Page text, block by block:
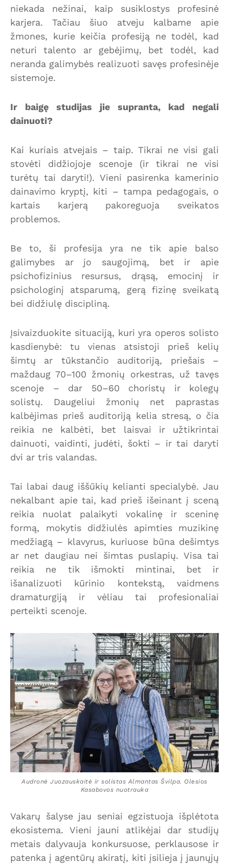
niekada nežinai, kaip susiklostys profesinė
karjera. Tačiau šiuo atveju kalbame apie
žmones, kurie keičia profesiją ne todėl, kad
neturi talento ar gebėjimų, bet todėl, kad
neranda galimybės realizuoti savęs profesinėje
sistemoje.
Ir baigę studijas jie supranta, kad negali
dainuoti?
Kai kuriais atvejais – taip. Tikrai ne visi gali
stovėti didžiojoje scenoje (ir tikrai ne visi
turėtų tai daryti!). Vieni pasirenka kamerinio
dainavimo kryptį, kiti – tampa pedagogais, o
kartais karjerą pakoreguoja sveikatos
problemos.
Be to, ši profesija yra ne tik apie balso
galimybes ar jo saugojimą, bet ir apie
psichofizinius resursus, drąsą, emocinį ir
psichologinį atsparumą, gerą fizinę sveikatą
bei didžiulę discipliną.
Įsivaizduokite situaciją, kuri yra operos solisto
kasdienybė: tu vienas atsistoji prieš kelių
šimtų ar tūkstančio auditoriją, priešais –
maždaug 70–100 žmonių orkestras, už tavęs
scenoje – dar 50–60 choristų ir kolegų
solistų. Daugeliui žmonių net paprastas
kalbėjimas prieš auditoriją kelia stresą, o čia
reikia ne kalbėti, bet laisvai ir užtikrintai
dainuoti, vaidinti, judėti, šokti – ir tai daryti
dvi ar tris valandas.
Tai labai daug iššūkių kelianti specialybė. Jau
nekalbant apie tai, kad prieš išeinant į sceną
reikia nuolat palaikyti vokalinę ir sceninę
formą, mokytis didžiulės apimties muzikinę
medžiagą – klavyrus, kuriuose būna dešimtys
ar net daugiau nei šimtas puslapių. Visa tai
reikia ne tik išmokti mintinai, bet ir
išanalizuoti kūrinio kontekstą, vaidmens
dramaturgiją ir vėliau tai profesionaliai
perteikti scenoje.
Audronė Juozauskaitė ir solistas Almantas Švilpa. Olesios
Kasabovos nuotrauka
Vakarų šalyse jau seniai egzistuoja išplėtota
ekosistema. Vieni jauni atlikėjai dar studijų
metais dalyvauja konkursuose, perklausose ir
patenka į agentūrų akiratį, kiti įsilieja į jaunųjų